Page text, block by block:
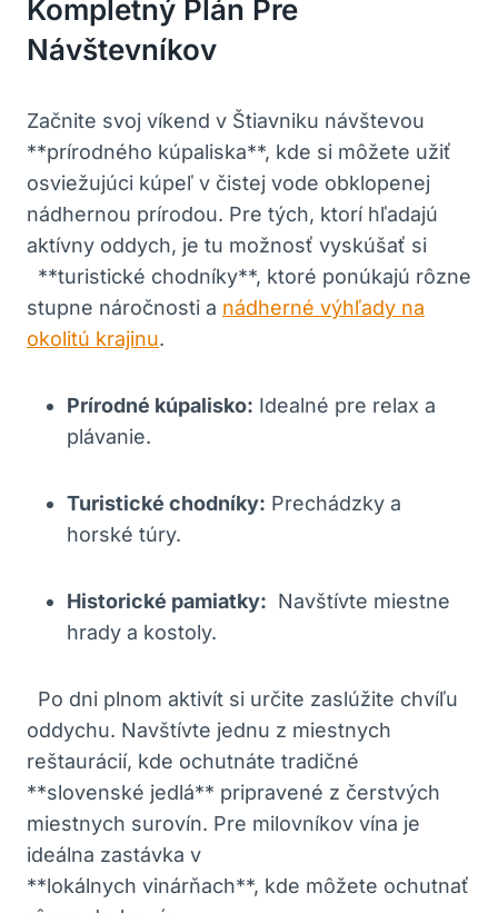
Kompletný Plán Pre
Návštevníkov
Začnite svoj víkend v Štiavniku návštevou
**prírodného‍ kúpaliska**, kde⁤ si ‌môžete ‌užiť
osviežujúci kúpeľ v ‍čistej vode obklopenej
nádhernou prírodou. ⁣Pre tých, ktorí hľadajú
aktívny oddych,⁣ je tu možnosť vyskúšať si
‍ ⁤ **turistické chodníky**, ktoré ‌ponúkajú rôzne
stupne náročnosti ⁢a nádherné ⁣výhľady na
okolitú krajinu.
Prírodné​ kúpalisko: Idealné pre relax a
plávanie.
Turistické chodníky: Prechádzky a
⁣horské túry.
Historické ​pamiatky: ‌ Navštívte miestne
hrady a kostoly.
​ ⁤ Po dni​ plnom aktivít si určite zaslúžite chvíľu
⁢oddychu. Navštívte​ jednu ⁤z miestnych
reštaurácií, kde‍ ochutnáte tradičné
**slovenské jedlá** pripravené z čerstvých
miestnych surovín. Pre milovníkov‌ vína je
ideálna ‍zastávka v
**lokálnych vinárňach**, kde môžete ochutnať